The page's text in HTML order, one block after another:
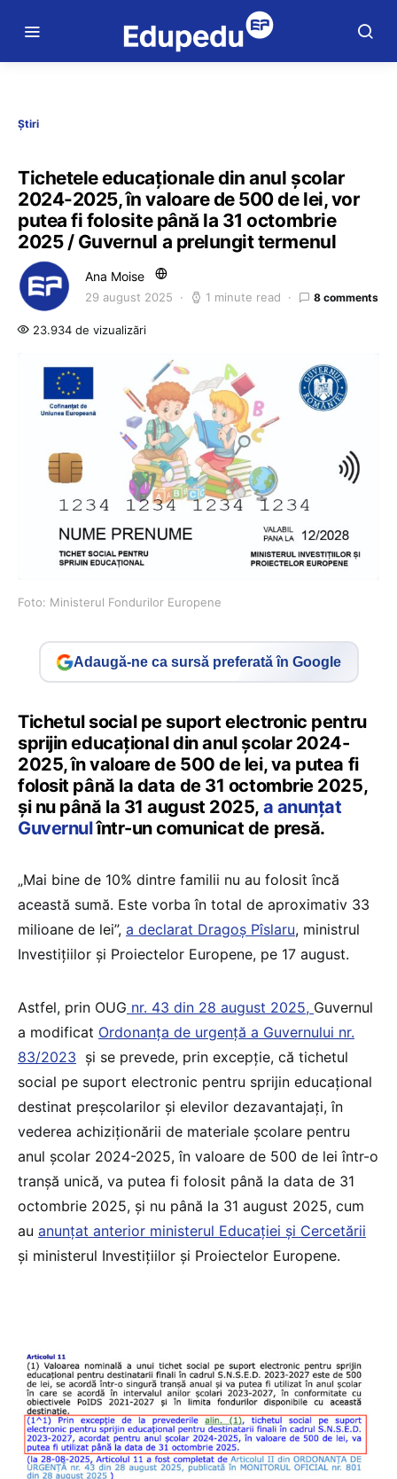
Știri
Tichetele educaționale din anul școlar
2024-2025, în valoare de 500 de lei, vor
putea fi folosite până la 31 octombrie
2025 / Guvernul a prelungit termenul
Ana Moise
29 august 2025 1 minute read 8 comments
23.934 de vizualizări
Foto: Ministerul Fondurilor Europene
Adaugă-ne ca sursă preferată în Google
Tichetul social pe suport electronic pentru
sprijin educațional din anul școlar 2024-
2025, în valoare de 500 de lei, va putea fi
folosit până la data de 31 octombrie 2025,
și nu până la 31 august 2025,a anunțat
Guvernulîntr-un comunicat de presă.
„Mai bine de 10% dintre familii nu au folosit încă
această sumă. Este vorba în total de aproximativ 33
milioane de lei”, a declarat Dragoș Pîslaru, ministrul
Investițiilor și Proiectelor Europene, pe 17 august.
Astfel, prin OUG nr. 43 din 28 august 2025, Guvernul
a modificat Ordonanța de urgență a Guvernului nr.
83/2023 și se prevede, prin excepție, că tichetul
social pe suport electronic pentru sprijin educațional
destinat preșcolarilor și elevilor dezavantajați, în
vederea achiziționării de materiale școlare pentru
anul școlar 2024-2025, în valoare de 500 de lei într-o
tranșă unică, va putea fi folosit până la data de 31
octombrie 2025, și nu până la 31 august 2025, cum
au anunțat anterior ministerul Educației și Cercetării
și ministerul Investițiilor și Proiectelor Europene.